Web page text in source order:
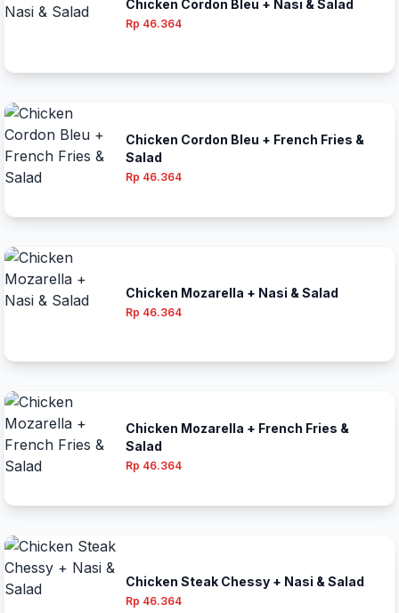
Chicken Cordon Bleu + Nasi & Salad
Rp 46.364
Chicken Cordon Bleu + French Fries &
Salad
Rp 46.364
Chicken Mozarella + Nasi & Salad
Rp 46.364
Chicken Mozarella + French Fries &
Salad
Rp 46.364
Chicken Steak Chessy + Nasi & Salad
Rp 46.364